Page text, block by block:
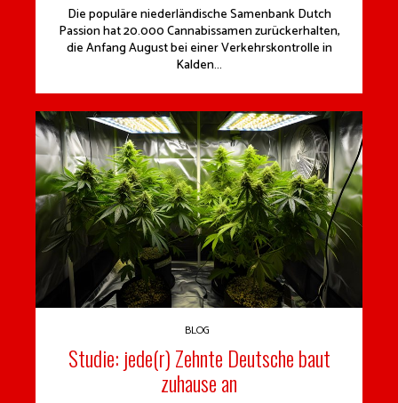
Die populäre niederländische Samenbank Dutch
Passion hat 20.000 Cannabissamen zurückerhalten,
die Anfang August bei einer Verkehrskontrolle in
Kalden...
BLOG
Studie: jede(r) Zehnte Deutsche baut
zuhause an